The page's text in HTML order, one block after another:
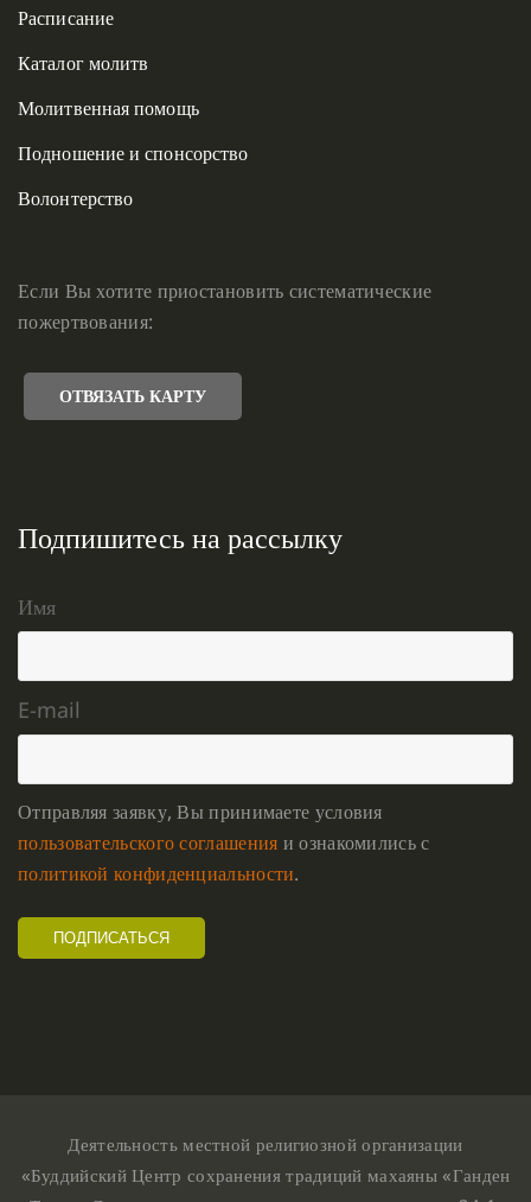
Расписание
Каталог молитв
Молитвенная помощь
Подношение и спонсорство
Волонтерство
Если Вы хотите приостановить систематические
пожертвования:
ОТВЯЗАТЬ КАРТУ
Подпишитесь на рассылку
Имя
E-mail
Отправляя заявку, Вы принимаете условия
пользовательского соглашения и ознакомились с
политикой конфиденциальности.
Деятельность местной религиозной организации
«Буддийский Центр сохранения традиций махаяны «Ганден